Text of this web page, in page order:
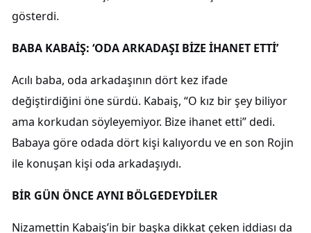
gösterdi.
BABA KABAİŞ: ‘ODA ARKADAŞI BİZE İHANET ETTİ’
Acılı baba, oda arkadaşının dört kez ifade
değiştirdiğini öne sürdü. Kabaiş, “O kız bir şey biliyor
ama korkudan söyleyemiyor. Bize ihanet etti” dedi.
Babaya göre odada dört kişi kalıyordu ve en son Rojin
ile konuşan kişi oda arkadaşıydı.
BİR GÜN ÖNCE AYNI BÖLGEDEYDİLER
Nizamettin Kabaiş’in bir başka dikkat çeken iddiası da